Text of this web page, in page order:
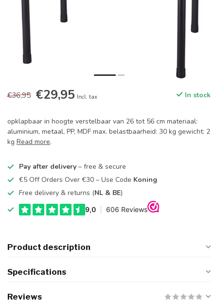
€36,95 €29,95 Incl. tax In stock
opklapbaar in hoogte verstelbaar van 26 tot 56 cm materiaal:
aluminium, metaal, PP, MDF max. belastbaarheid: 30 kg gewicht: 2
kg Read more.
Pay after delivery – free & secure
€5 Off Orders Over €30 – Use Code Koning
Free delivery & returns (NL & BE)
Product description
Specifications
Reviews